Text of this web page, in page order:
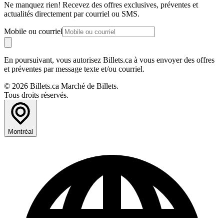
Ne manquez rien! Recevez des offres exclusives, préventes et
actualités directement par courriel ou SMS.
Mobile ou courriel
En poursuivant, vous autorisez Billets.ca à vous envoyer des offres
et préventes par message texte et/ou courriel.
© 2026 Billets.ca Marché de Billets.
Tous droits réservés.
Montréal